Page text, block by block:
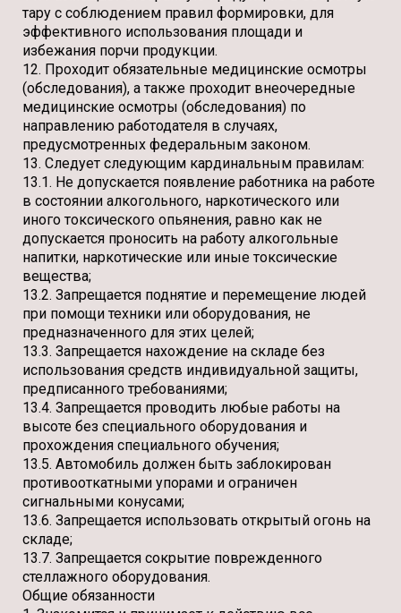
тару с соблюдением правил формировки, для
эффективного использования площади и
избежания порчи продукции.
12. Проходит обязательные медицинские осмотры
(обследования), а также проходит внеочередные
медицинские осмотры (обследования) по
направлению работодателя в случаях,
предусмотренных федеральным законом.
13. Следует следующим кардинальным правилам:
13.1. Не допускается появление работника на работе
в состоянии алкогольного, наркотического или
иного токсического опьянения, равно как не
допускается проносить на работу алкогольные
напитки, наркотические или иные токсические
вещества;
13.2. Запрещается поднятие и перемещение людей
при помощи техники или оборудования, не
предназначенного для этих целей;
13.3. Запрещается нахождение на складе без
использования средств индивидуальной защиты,
предписанного требованиями;
13.4. Запрещается проводить любые работы на
высоте без специального оборудования и
прохождения специального обучения;
13.5. Автомобиль должен быть заблокирован
противооткатными упорами и ограничен
сигнальными конусами;
13.6. Запрещается использовать открытый огонь на
складе;
13.7. Запрещается сокрытие поврежденного
стеллажного оборудования.
Общие обязанности